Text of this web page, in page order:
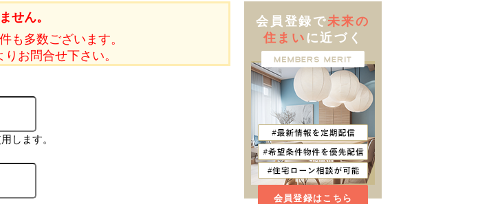
せん。
も多数ございます。
お問合せ下さい。
します。
会員登録で未来の
住まい に近づく
会員登録はこちら